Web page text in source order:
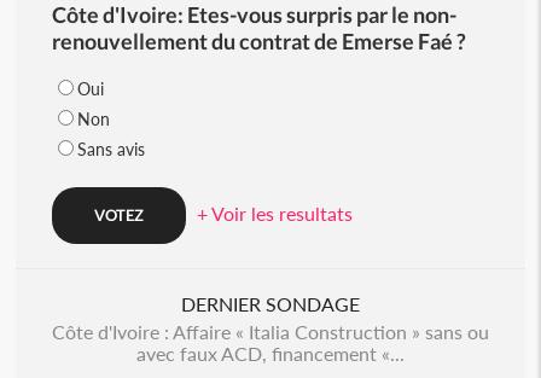
Côte d'Ivoire: Etes-vous surpris par le non-
renouvellement du contrat de Emerse Faé ?
Oui
Non
Sans avis
+ Voir les resultats
DERNIER SONDAGE
Côte d'Ivoire : Affaire « Italia Construction » sans ou
avec faux ACD, financement «...